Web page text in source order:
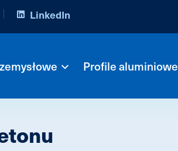
LinkedIn
Profile aluminiowe